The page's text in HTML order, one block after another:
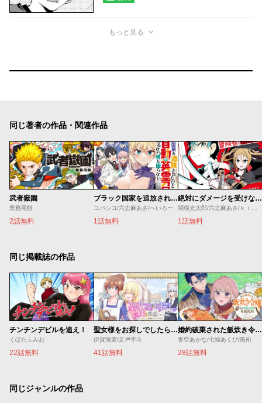
もっと見る
同じ著者の作品・関連作品
武者嶽園
業務用餅
2話無料
ブラック国家を追放されたけど【全自動・英霊召喚】があるから何も困らない。
コバシコ/六志麻あさ/へいろー
1話無料
絶対にダメージを受けないスキルをもらったので、冒険者として無双してみる
1話無料
同じ掲載誌の作品
チンチンデビルを追え！
くぼたふみお
22話無料
聖女様をお探しでしたら妹で間違いありません。さあどうぞお連れください、今すぐ。
伊賀海栗/足戸手斗
41話無料
婚約破棄された飯炊き令嬢の私は冷酷公爵と専属契約しました～ですが胃袋を掴んだ結果、冷たかった公爵様がどんどん優しくなっています～
青空あかな/七福あくび/黒裄
28話無料
同じジャンルの作品